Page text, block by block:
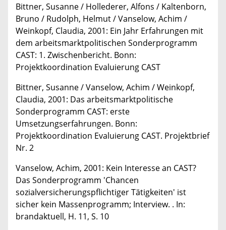
Bittner, Susanne / Hollederer, Alfons / Kaltenborn,
Bruno / Rudolph, Helmut / Vanselow, Achim /
Weinkopf, Claudia, 2001: Ein Jahr Erfahrungen mit
dem arbeitsmarktpolitischen Sonderprogramm
CAST: 1. Zwischenbericht. Bonn:
Projektkoordination Evaluierung CAST
Bittner, Susanne / Vanselow, Achim / Weinkopf,
Claudia, 2001: Das arbeitsmarktpolitische
Sonderprogramm CAST: erste
Umsetzungserfahrungen. Bonn:
Projektkoordination Evaluierung CAST. Projektbrief
Nr. 2
Vanselow, Achim, 2001: Kein Interesse an CAST?
Das Sonderprogramm 'Chancen
sozialversicherungspflichtiger Tätigkeiten' ist
sicher kein Massenprogramm; Interview. . In:
brandaktuell, H. 11, S. 10